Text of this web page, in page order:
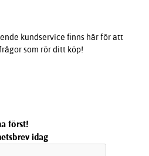
kundservice finns här för att
som rör ditt köp!
först!
idag